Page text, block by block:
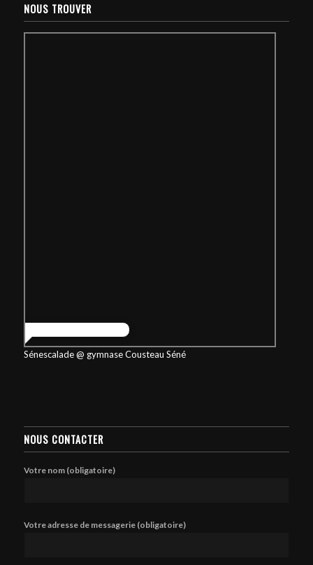
NOUS TROUVER
Sénescalade @ gymnase Cousteau Séné
NOUS CONTACTER
Votre nom (obligatoire)
Votre adresse de messagerie (obligatoire)